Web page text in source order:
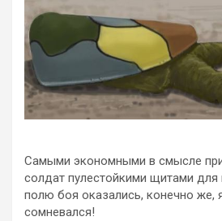
Самыми экономными в смысле
солдат пулестойкими щитами
полю боя оказались, конечно же,
сомневался!